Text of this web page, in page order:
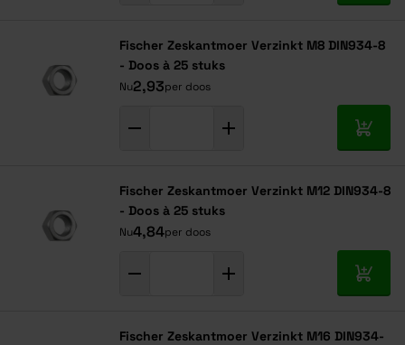
Fischer Zeskantmoer Verzinkt M8 DIN934-8
- Doos à 25 stuks
Nu2,93per doos
In
Fischer Zeskantmoer Verzinkt M12 DIN934-8
- Doos à 25 stuks
Nu4,84per doos
In
Fischer Zeskantmoer Verzinkt M16 DIN934-